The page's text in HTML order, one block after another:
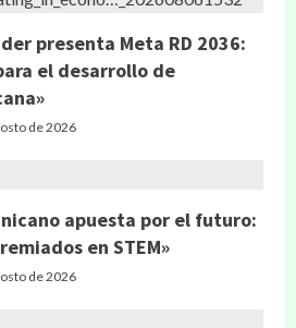
presenta Meta RD 2036:
el desarrollo de
de 2026
apuesta por el futuro:
en STEM»
de 2026